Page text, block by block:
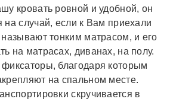
кровать ровной и удобной, он
на случай, если к Вам приехали
тонким матрасом, и его
на матрасах, диванах, на полу.
благодаря которым
на спальном месте.
скручивается в